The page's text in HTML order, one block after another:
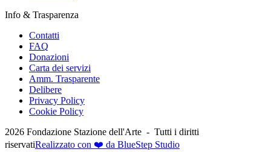
Info & Trasparenza
Contatti
FAQ
Donazioni
Carta dei servizi
Amm. Trasparente
Delibere
Privacy Policy
Cookie Policy
2026 Fondazione Stazione dell'Arte - Tutti i diritti
riservatiRealizzato con ❤️ da BlueStep Studio